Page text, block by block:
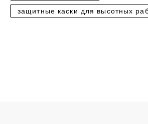
защитные каски для высотных